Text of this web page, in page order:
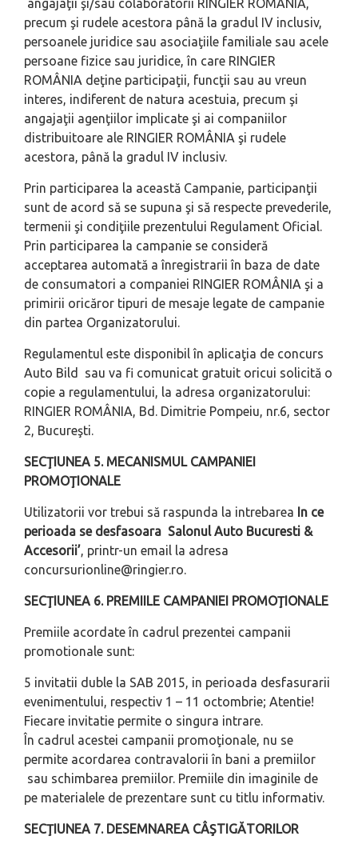
angajaţii şi/sau colaboratorii RINGIER ROMÂNIA,
precum şi rudele acestora până la gradul IV inclusiv,
persoanele juridice sau asociaţiile familiale sau acele
persoane fizice sau juridice, în care RINGIER
ROMÂNIA deţine participaţii, funcţii sau au vreun
interes, indiferent de natura acestuia, precum şi
angajaţii agenţiilor implicate şi ai companiilor
distribuitoare ale RINGIER ROMÂNIA şi rudele
acestora, până la gradul IV inclusiv.
Prin participarea la această Campanie, participanţii
sunt de acord să se supuna şi să respecte prevederile,
termenii şi condiţiile prezentului Regulament Oficial.
Prin participarea la campanie se consideră
acceptarea automată a înregistrarii în baza de date
de consumatori a companiei RINGIER ROMÂNIA şi a
primirii oricăror tipuri de mesaje legate de campanie
din partea Organizatorului.
Regulamentul este disponibil în aplicaţia de concurs
Auto Bild sau va fi comunicat gratuit oricui solicită o
copie a regulamentului, la adresa organizatorului:
RINGIER ROMÂNIA, Bd. Dimitrie Pompeiu, nr.6, sector
2, Bucureşti.
SECŢIUNEA 5. MECANISMUL CAMPANIEI
PROMOŢIONALE
Utilizatorii vor trebui să raspunda la intrebarea In ce
perioada se desfasoara Salonul Auto Bucuresti &
Accesorii’, printr-un email la adresa
concursurionline@ringier.ro.
SECŢIUNEA 6. PREMIILE CAMPANIEI PROMOŢIONALE
Premiile acordate în cadrul prezentei campanii
promotionale sunt:
5 invitatii duble la SAB 2015, in perioada desfasurarii
evenimentului, respectiv 1 – 11 octombrie; Atentie!
Fiecare invitatie permite o singura intrare.
În cadrul acestei campanii promoţionale, nu se
permite acordarea contravalorii în bani a premiilor
sau schimbarea premiilor. Premiile din imaginile de
pe materialele de prezentare sunt cu titlu informativ.
SECŢIUNEA 7. DESEMNAREA CÂŞTIGĂTORILOR